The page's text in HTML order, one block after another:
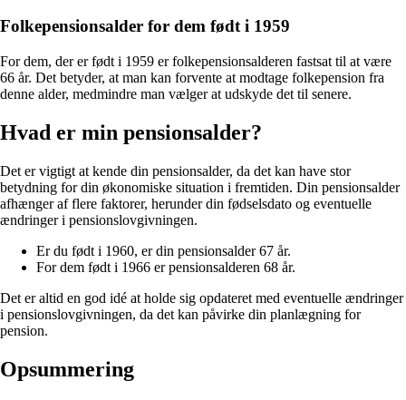
Folkepensionsalder for dem født i 1959
For dem, der er født i 1959 er folkepensionsalderen fastsat til at være
66 år. Det betyder, at man kan forvente at modtage folkepension fra
denne alder, medmindre man vælger at udskyde det til senere.
Hvad er min pensionsalder?
Det er vigtigt at kende din pensionsalder, da det kan have stor
betydning for din økonomiske situation i fremtiden. Din pensionsalder
afhænger af flere faktorer, herunder din fødselsdato og eventuelle
ændringer i pensionslovgivningen.
Er du født i 1960, er din pensionsalder 67 år.
For dem født i 1966 er pensionsalderen 68 år.
Det er altid en god idé at holde sig opdateret med eventuelle ændringer
i pensionslovgivningen, da det kan påvirke din planlægning for
pension.
Opsummering